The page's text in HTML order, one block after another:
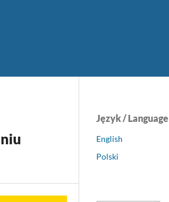
Język / Language
English
Polski